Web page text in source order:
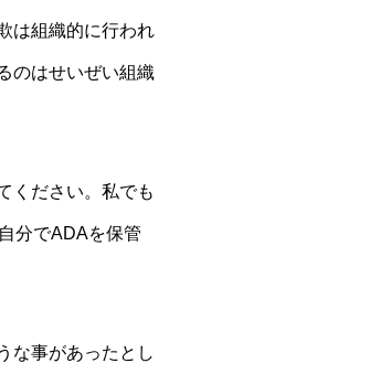
は組織的に行われ
のはせいぜい組織
ください。私でも
分でADAを保管
な事があったとし